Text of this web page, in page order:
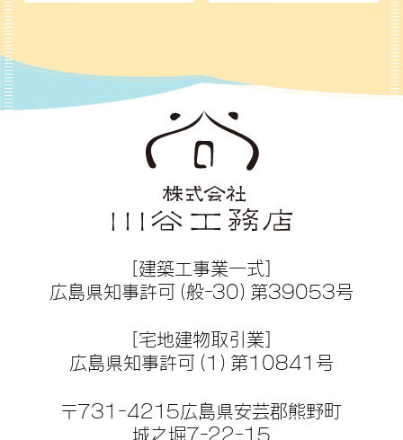
［建築工事業一式］
広島県知事許可（般-30）第39053号
［宅地建物取引業］
広島県知事許可（1）第10841号
〒731-4215広島県安芸郡熊野町
城之堀7-22-15